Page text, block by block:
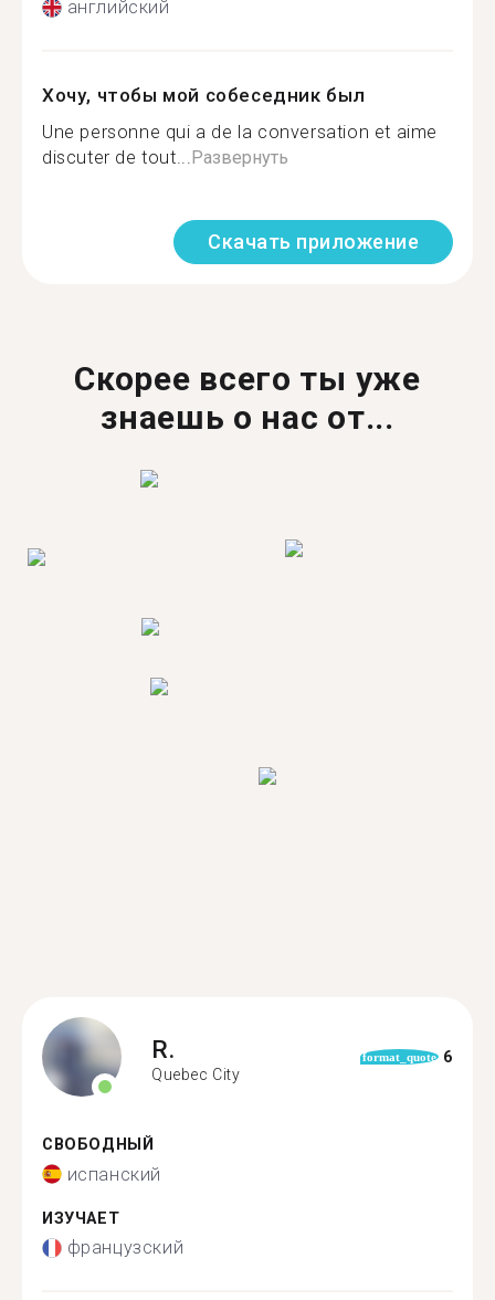
английский
Хочу, чтобы мой собеседник был
Une personne qui a de la conversation et aime
discuter de tout...Развернуть
Скачать приложение
Скорее всего ты уже
знаешь о нас от...
R.
Quebec City
format_quote 6
СВОБОДНЫЙ
испанский
ИЗУЧАЕТ
французский